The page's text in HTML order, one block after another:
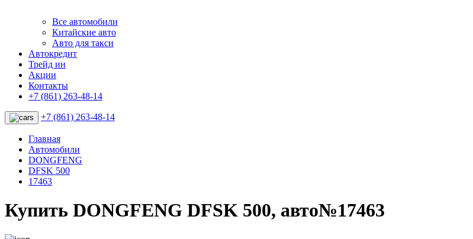
Все автомобили
Китайские авто
Авто для такси
Автокредит
Трейд ин
Акции
Контакты
+7 (861) 263-48-14
+7 (861) 263-48-14
Главная
Автомобили
DONGFENG
DFSK 500
17463
Купить DONGFENG DFSK 500, авто№17463